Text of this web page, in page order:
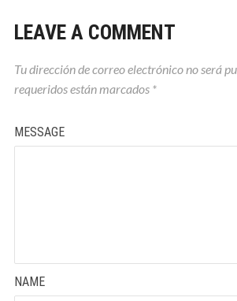
LEAVE A COMMENT
Tu dirección de correo electrónico no será
requeridos están marcados *
MESSAGE
NAME